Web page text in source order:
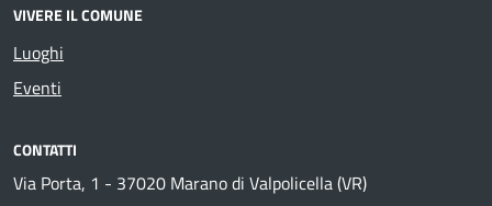
VIVERE IL COMUNE
Luoghi
Eventi
CONTATTI
Via Porta, 1 - 37020 Marano di Valpolicella (VR)